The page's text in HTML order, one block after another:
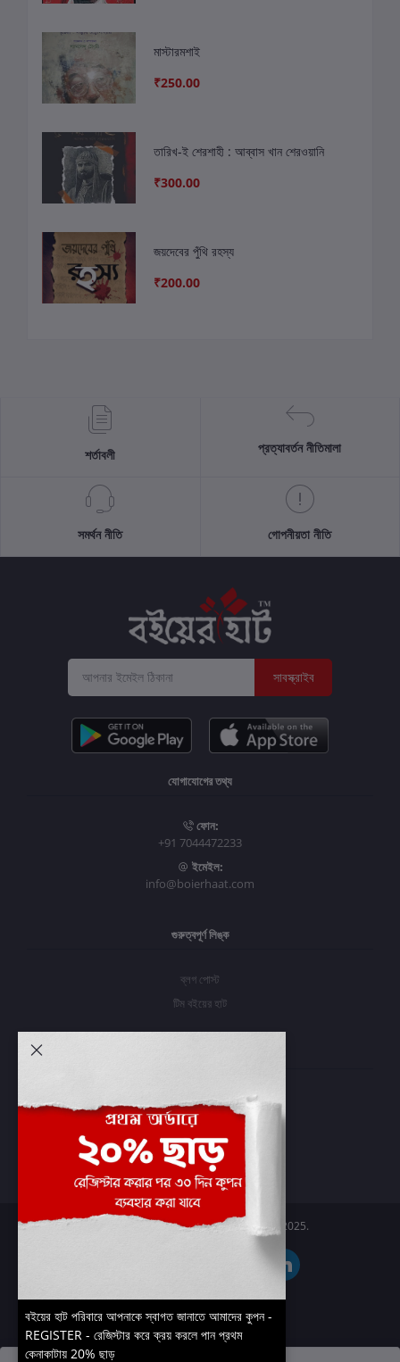
মাস্টারমশাই
₹250.00
তারিখ-ই শেরশাহী : আব্বাস খান শেরওয়ানি
₹300.00
জয়দেবের পুঁথি রহস্য
₹200.00
শর্তাবলী প্রত্যাবর্তন নীতিমালা
সমর্থন নীতি গোপনীয়তা নীতি
সাবস্ক্রাইব
যোগাযোগের তথ্য
ফোন:
+91 7044472233
ইমেইল:
info@boierhaat.com
গুরুত্বপূর্ণ লিঙ্ক
ব্লগ পোস্ট
টিম বইয়ের হাট
প্রবেশ করুন
অর্ডার ইতিহাস
আমার ইচ্ছাগুলি
অর্ডার ট্র্যাকিং
Boier Haat™ | © All rights reserved 2025.
বইয়ের হাট পরিবারে আপনাকে স্বাগত জানাতে আমাদের কুপন -
REGISTER - রেজিস্টার করে ক্রয় করলে পান প্রথম
কেনাকাটায় 20% ছাড়